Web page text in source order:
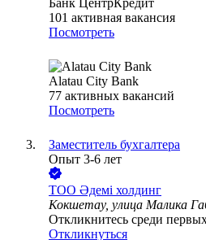
Банк ЦентрКредит
101 активная вакансия
Посмотреть
Alatau City Bank
77 активных вакансий
Посмотреть
Заместитель бухгалтера
Опыт 3-6 лет
ТОО Әдемі холдинг
Кокшетау, улица Малика
Откликнитесь среди
Откликнуться